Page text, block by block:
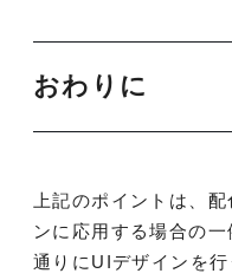
おわりに
上記のポイントは、
ンに応用する場合の
通りにUIデザインを